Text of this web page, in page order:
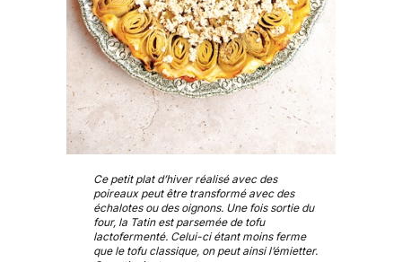
Ce petit plat d’hiver réalisé avec des
poireaux peut être transformé avec des
échalotes ou des oignons. Une fois sortie du
four, la Tatin est parsemée de tofu
lactofermenté. Celui-ci étant moins ferme
que le tofu classique, on peut ainsi l’émietter.